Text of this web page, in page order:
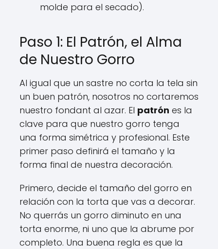
molde para el secado).
Paso 1: El Patrón, el Alma
de Nuestro Gorro
Al igual que un sastre no corta la tela sin
un buen patrón, nosotros no cortaremos
nuestro fondant al azar. El patrón es la
clave para que nuestro gorro tenga
una forma simétrica y profesional. Este
primer paso definirá el tamaño y la
forma final de nuestra decoración.
Primero, decide el tamaño del gorro en
relación con la torta que vas a decorar.
No querrás un gorro diminuto en una
torta enorme, ni uno que la abrume por
completo. Una buena regla es que la